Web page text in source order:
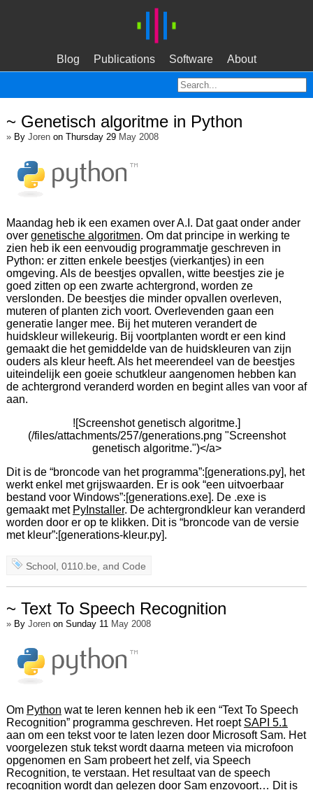
Blog Publications Software About
~ Genetisch algoritme in Python
»By Jorenon Thursday 29 May 2008
Maandag heb ik een examen over A.I. Dat gaat onder ander
over genetische algoritmen. Om dat principe in werking te
zien heb ik een eenvoudig programmatje geschreven in
Python: er zitten enkele beestjes (vierkantjes) in een
omgeving. Als de beestjes opvallen, witte beestjes zie je
goed zitten op een zwarte achtergrond, worden ze
verslonden. De beestjes die minder opvallen overleven,
muteren of planten zich voort. Overlevenden gaan een
generatie langer mee. Bij het muteren verandert de
huidskleur willekeurig. Bij voortplanten wordt er een kind
gemaakt die het gemiddelde van de huidskleuren van zijn
ouders als kleur heeft. Als het meerendeel van de beestjes
uiteindelijk een goeie schutkleur aangenomen hebben kan
de achtergrond veranderd worden en begint alles van voor af
aan.
![Screenshot genetisch algoritme.]
(/files/attachments/257/generations.png "Screenshot
genetisch algoritme.")</a>
Dit is de “broncode van het programma”:[generations.py], het
werkt enkel met grijswaarden. Er is ook “een uitvoerbaar
bestand voor Windows”:[generations.exe]. De .exe is
gemaakt met PyInstaller. De achtergrondkleur kan veranderd
worden door er op te klikken. Dit is “broncode van de versie
met kleur”:[generations-kleur.py].
School,0110.be, andCode
~ Text To Speech Recognition
»By Jorenon Sunday 11 May 2008
Om Python wat te leren kennen heb ik een “Text To Speech
Recognition” programma geschreven. Het roept SAPI 5.1
aan om een tekst voor te laten lezen door Microsoft Sam. Het
voorgelezen stuk tekst wordt daarna meteen via microfoon
opgenomen en Sam probeert het zelf, via Speech
Recognition, te verstaan. Het resultaat van de speech
recognition wordt dan gelezen door Sam enzovoort… Dit is